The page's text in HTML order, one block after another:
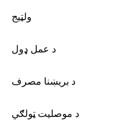
ولټيج
د عمل ډول
د بریښنا مصرف
د موصلیت ټولګي